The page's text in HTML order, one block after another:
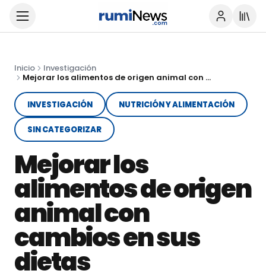
Inicio
Investigación
Mejorar los alimentos de origen animal con cambios en sus dietas
INVESTIGACIÓN NUTRICIÓN Y ALIMENTACIÓN
SIN CATEGORIZAR
Mejorar los
alimentos de origen
animal con
cambios en sus
dietas